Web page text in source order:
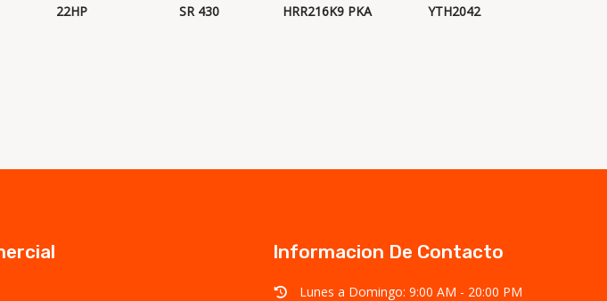
22HP SR 430 HRR216K9 PKA YTH2042
Informacion De Contacto
Lunes a Domingo: 9:00 AM - 20:00 PM